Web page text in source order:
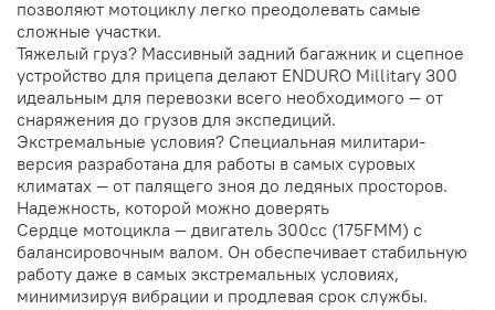
позволяют мотоциклу легко преодолевать самые
сложные участки.
Тяжелый груз? Массивный задний багажник и сцепное
устройство для прицепа делают ENDURO Millitary 300
идеальным для перевозки всего необходимого — от
снаряжения до грузов для экспедиций.
Экстремальные условия? Специальная милитари-
версия разработана для работы в самых суровых
климатах — от палящего зноя до ледяных просторов.
Надежность, которой можно доверять
Сердце мотоцикла — двигатель 300сс (175FMM) с
балансировочным валом. Он обеспечивает стабильную
работу даже в самых экстремальных условиях,
минимизируя вибрации и продлевая срок службы.